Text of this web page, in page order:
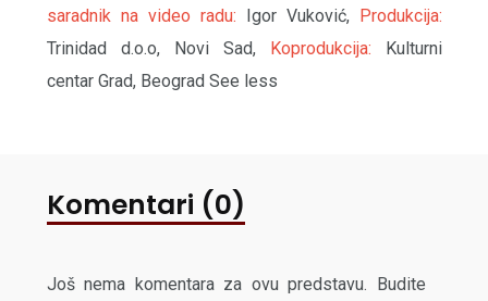
saradnik na video radu: Igor Vuković,
Produkcija:
Trinidad d.o.o, Novi Sad,
Koprodukcija:
Kulturni
centar Grad, Beograd See less
Komentari (0)
Još nema komentara za ovu predstavu. Budite